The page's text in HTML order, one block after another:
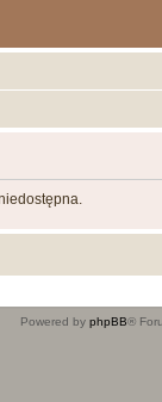
Powered by phpBB®